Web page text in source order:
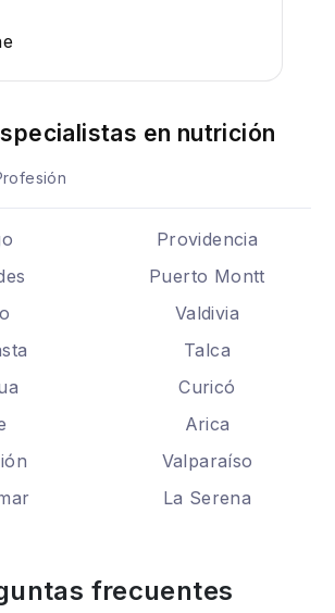
en nutrición
Providencia
Puerto Montt
Valdivia
Talca
Curicó
Arica
Valparaíso
La Serena
frecuentes